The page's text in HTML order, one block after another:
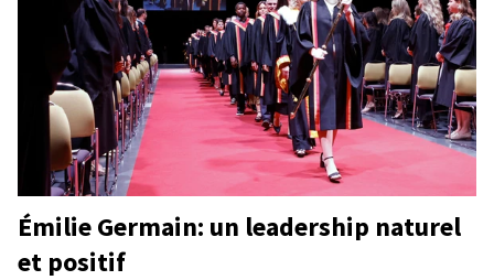
Émilie Germain: un leadership naturel
et positif